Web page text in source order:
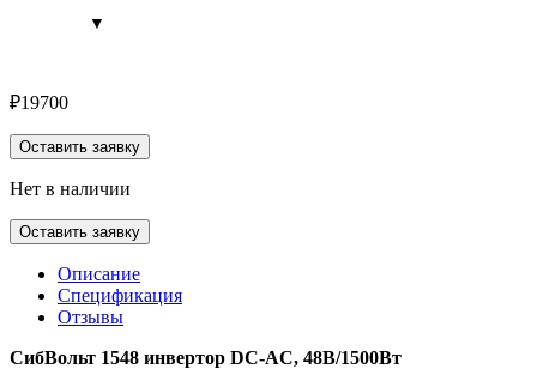
₽19700
Оставить заявку
Нет в наличии
Оставить заявку
Описание
Спецификация
Отзывы
СибВольт 1548 инвертор DC-AC, 48В/1500Вт